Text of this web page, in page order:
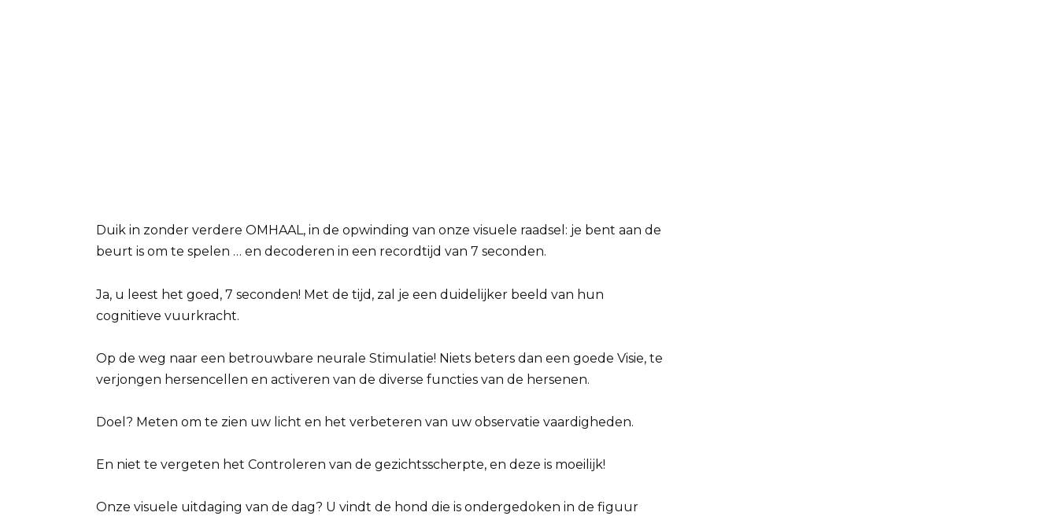
Duik in zonder verdere OMHAAL, in de opwinding van onze visuele raadsel: je bent aan de
beurt is om te spelen … en decoderen in een recordtijd van 7 seconden.
Ja, u leest het goed, 7 seconden! Met de tijd, zal je een duidelijker beeld van hun
cognitieve vuurkracht.
Op de weg naar een betrouwbare neurale Stimulatie! Niets beters dan een goede Visie, te
verjongen hersencellen en activeren van de diverse functies van de hersenen.
Doel? Meten om te zien uw licht en het verbeteren van uw observatie vaardigheden.
En niet te vergeten het Controleren van de gezichtsscherpte, en deze is moeilijk!
Onze visuele uitdaging van de dag? U vindt de hond die is ondergedoken in de figuur